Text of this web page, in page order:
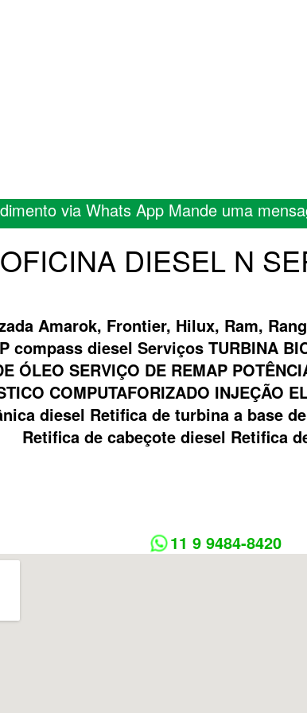
via Whats App Mande uma
DIESEL N
Amarok, Frontier, Hilux, Ram,
compass diesel Serviços TURBINA
ÓLEO SERVIÇO DE REMAP
COMPUTAFORIZADO INJEÇÃO
diesel Retifica de turbina a base de
Retifica de cabeçote diesel Retifica
11 9 9484-8420